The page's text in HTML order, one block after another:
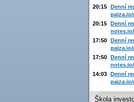
20:15 Denní
20:15 Denní
17:50 Denní
17:50 Denní
14:03 Denní
Škola